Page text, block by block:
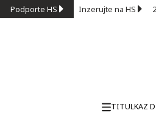
Podporte HS Inzerujte na HS
TITULKAZ